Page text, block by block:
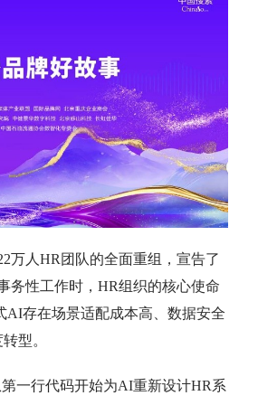
万人HR团队的全面重组，宣告了
性工作时，HR组织的核心使命
AI存在场景适配成本高、数据安全
型。
一行代码开始为AI重新设计HR系